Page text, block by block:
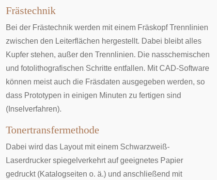
Frästechnik
Bei der Frästechnik werden mit einem Fräskopf Trennlinien
zwischen den Leiterflächen hergestellt. Dabei bleibt alles
Kupfer stehen, außer den Trennlinien. Die nasschemischen
und fotolithografischen Schritte entfallen. Mit CAD-Software
können meist auch die Fräsdaten ausgegeben werden, so
dass Prototypen in einigen Minuten zu fertigen sind
( Inselverfahren).
Tonertransfermethode
Dabei wird das Layout mit einem Schwarzweiß-
Laserdrucker spiegelverkehrt auf geeignetes Papier
gedruckt (Katalogseiten o. ä.) und anschließend mit